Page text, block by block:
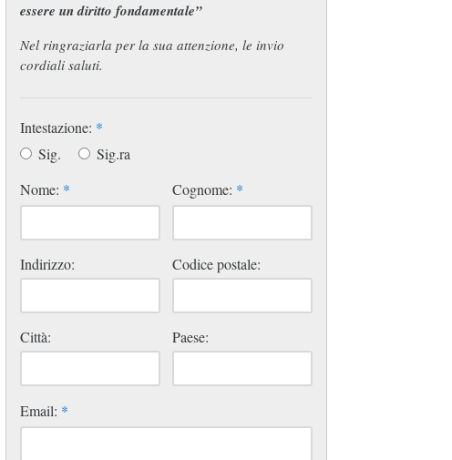
essere un diritto fondamentale”
Nel ringraziarla per la sua attenzione, le invio
cordiali saluti.
Intestazione: *
Sig.
Sig.ra
Nome: * Cognome: *
Indirizzo: Codice postale:
Città: Paese:
Email: *